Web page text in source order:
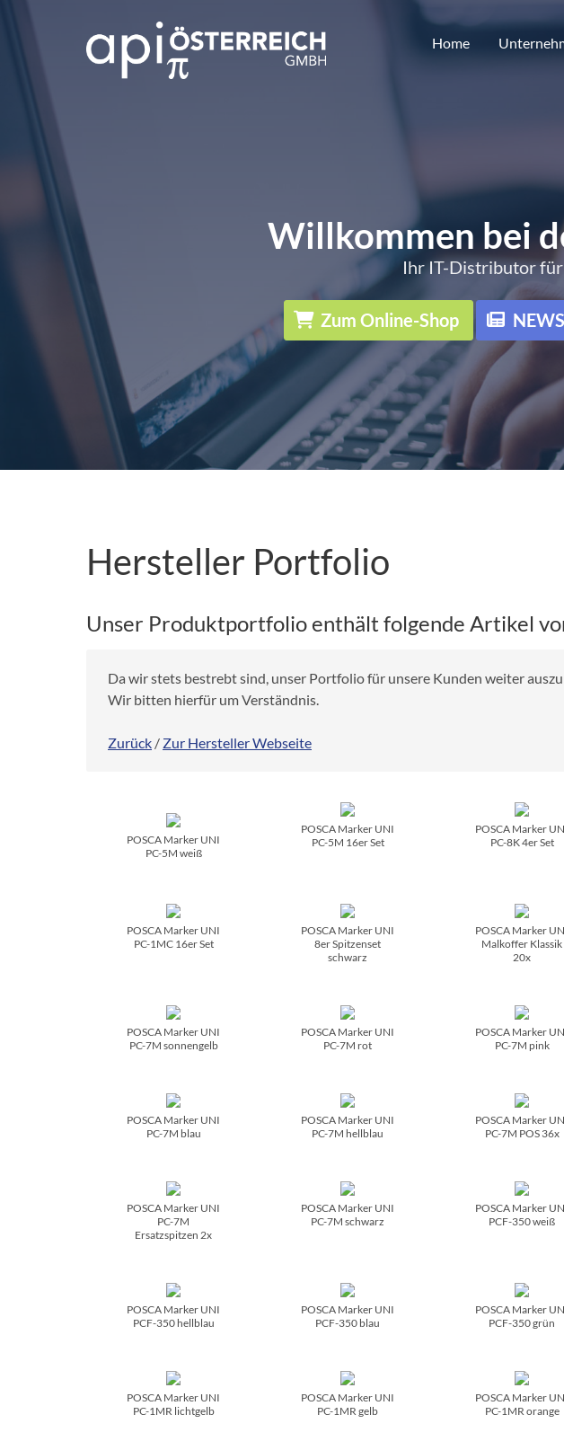
Home
Willkommen bei
Ihr IT-Distributor
Zum Online-Shop NEWS
Hersteller Portfolio
Unser Produktportfolio enthält folgende Artikel
Da wir stets bestrebt sind, unser Portfolio für unsere Kunden weiter
Wir bitten hierfür um Verständnis.
Zurück / Zur Hersteller Webseite
POSCA Marker UNI
PC-5M weiß
POSCA Marker UNI
PC-5M 16er Set
POSCA Marker
PC-8K 4er Set
POSCA Marker UNI
PC-1MC 16er Set
POSCA Marker UNI
8er Spitzenset
schwarz
POSCA Marker
Malkoffer Klassik
20x
POSCA Marker UNI
PC-7M sonnengelb
POSCA Marker UNI
PC-7M rot
POSCA Marker
PC-7M pink
POSCA Marker UNI
PC-7M blau
POSCA Marker UNI
PC-7M hellblau
POSCA Marker
PC-7M POS 36x
POSCA Marker UNI
PC-7M
Ersatzspitzen 2x
POSCA Marker UNI
PC-7M schwarz
POSCA Marker
PCF-350 weiß
POSCA Marker UNI
PCF-350 hellblau
POSCA Marker UNI
PCF-350 blau
POSCA Marker
PCF-350 grün
POSCA Marker UNI
PC-1MR lichtgelb
POSCA Marker UNI
PC-1MR gelb
POSCA Marker
PC-1MR orange